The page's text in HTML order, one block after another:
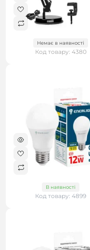
Немає в наявності
Код товару: 4380
В наявності
Код товару: 4899